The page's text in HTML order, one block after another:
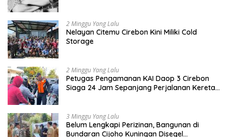
2 Minggu Yang Lalu
Nelayan Citemu Cirebon Kini Miliki Cold
Storage
2 Minggu Yang Lalu
Petugas Pengamanan KAI Daop 3 Cirebon
Siaga 24 Jam Sepanjang Perjalanan Kereta
3 Minggu Yang Lalu
Belum Lengkapi Perizinan, Bangunan di
Bundaran Cijoho Kuningan Disegel